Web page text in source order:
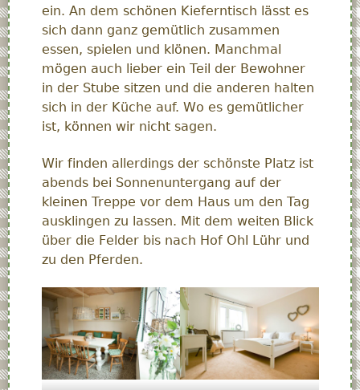
ein. An dem schönen Kieferntisch lässt es
sich dann ganz gemütlich zusammen
essen, spielen und klönen. Manchmal
mögen auch lieber ein Teil der Bewohner
in der Stube sitzen und die anderen halten
sich in der Küche auf. Wo es gemütlicher
ist, können wir nicht sagen.
Wir finden allerdings der schönste Platz ist
abends bei Sonnenuntergang auf der
kleinen Treppe vor dem Haus um den Tag
ausklingen zu lassen. Mit dem weiten Blick
über die Felder bis nach Hof Ohl Lühr und
zu den Pferden.